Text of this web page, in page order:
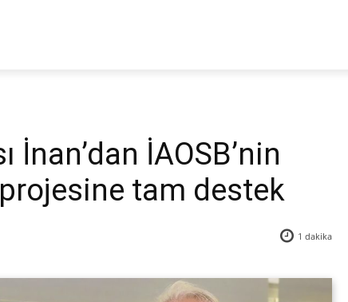
İnan’dan İAOSB’nin
tam destek
1 dakika